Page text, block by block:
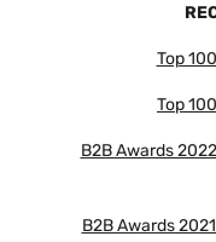
Top
Top
B2B Awards
B2B Awards